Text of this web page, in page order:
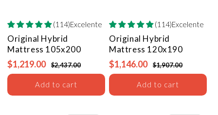
(114)Excelente
Original Hybrid
Mattress 105x200
$1,219.00 $2,437.00
Add to cart
(114)Excelente
Original Hybrid
Mattress 120x190
$1,146.00 $1,907.00
Add to cart